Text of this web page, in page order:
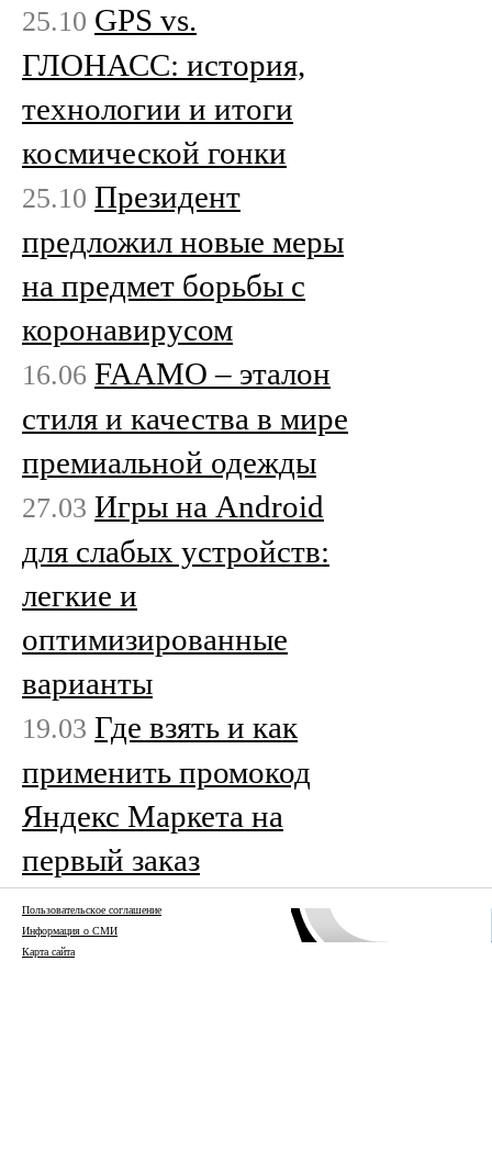
25.10 GPS vs.
ГЛОНАСС: история,
технологии и итоги
космической гонки
25.10 Президент
предложил новые меры
на предмет борьбы с
коронавирусом
16.06 FAAMO – эталон
стиля и качества в мире
премиальной одежды
27.03 Игры на Android
для слабых устройств:
легкие и
оптимизированные
варианты
19.03 Где взять и как
применить промокод
Яндекс Маркета на
первый заказ
Пользовательское соглашение
Информация о СМИ
Карта сайта